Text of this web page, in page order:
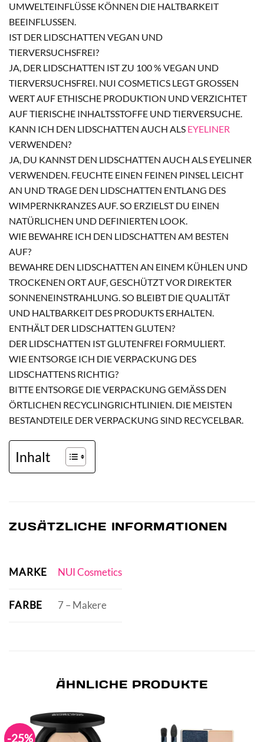
UMWELTEINFLÜSSE KÖNNEN DIE HALTBARKEIT
BEEINFLUSSEN.
IST DER LIDSCHATTEN VEGAN UND
TIERVERSUCHSFREI?
JA, DER LIDSCHATTEN IST ZU 100 % VEGAN UND
TIERVERSUCHSFREI. NUI COSMETICS LEGT GROSSEN W
ERT AUF ETHISCHE PRODUKTION UND VERZICHTET A
UF TIERISCHE INHALTSSTOFFE UND TIERVERSUCHE.
KANN ICH DEN LIDSCHATTEN AUCH ALS EYELINER
VERWENDEN?
JA, DU KANNST DEN LIDSCHATTEN AUCH ALS EYELINER
VERWENDEN. FEUCHTE EINEN FEINEN PINSEL LEICHT
AN UND TRAGE DEN LIDSCHATTEN ENTLANG DES
WIMPERNKRANZES AUF. SO ERZIELST DU EINEN
NATÜRLICHEN UND DEFINIERTEN LOOK.
WIE BEWAHRE ICH DEN LIDSCHATTEN AM BESTEN
AUF?
BEWAHRE DEN LIDSCHATTEN AN EINEM KÜHLEN UND
TROCKENEN ORT AUF, GESCHÜTZT VOR DIREKTER
SONNENEINSTRAHLUNG. SO BLEIBT DIE QUALITÄT
UND HALTBARKEIT DES PRODUKTS ERHALTEN.
ENTHÄLT DER LIDSCHATTEN GLUTEN?
DER LIDSCHATTEN IST GLUTENFREI FORMULIERT.
WIE ENTSORGE ICH DIE VERPACKUNG DES
LIDSCHATTENS RICHTIG?
BITTE ENTSORGE DIE VERPACKUNG GEMÄSS DEN Ö
RTLICHEN RECYCLINGRICHTLINIEN. DIE MEISTEN B
ESTANDTEILE DER VERPACKUNG SIND RECYCELBAR.
Inhalt
ZUSÄTZLICHE INFORMATIONEN
MARKE NUI Cosmetics
FARBE 7 – Makere
ÄHNLICHE PRODUKTE
-25%